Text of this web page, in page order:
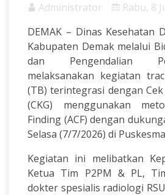
Administrator
Rabu, 8
DEMAK – Dinas Kesehatan
Kabupaten Demak melalui
dan Pengendalian
melaksanakan kegiatan
(TB) terintegrasi dengan
(CKG) menggunakan
Finding (ACF) dengan
Selasa (7/7/2026) di
Kegiatan ini melibatkan
Ketua Tim P2PM & PL,
dokter spesialis radiologi